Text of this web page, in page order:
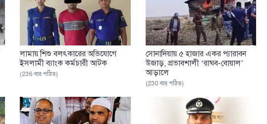
লামায় শিশু বলৎকারের অভিযোগে
ইসলামী ব্যাংক কর্মচারী আটক
(236 বার পঠিত)
সোনাদিয়ায় ৫ হাজার একর প্যারাবন
উজাড়, প্রভাবশালী ‘রাঘব-বোয়াল’
আড়ালে
(230 বার পঠিত)